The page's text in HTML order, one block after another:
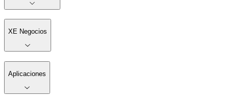
XE Negocios
Aplicaciones